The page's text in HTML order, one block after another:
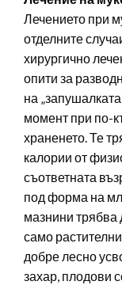
Лечението при
отделните
хирургично
опити за
на
момент при по-
храненето. Те
калории от
съответната
под форма на
мазнини трябва
само
добре лесно
захар, плодови